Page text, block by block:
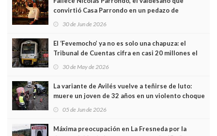
convirtió Casa Parrondo en un pedazo de
Asturias en Madrid
30 de Jun de 2026
El ‘Fevemocho’ ya no es solo una chapuza: el
Tribunal de Cuentas cifra en casi 20 millones el
sobrecoste de los trenes que no cabían por los
30 de May de 2026
La variante de Avilés vuelve a teñirse de luto:
muere un joven de 32 años en un violento choque
frontal
05 de Jun de 2026
Máxima preocupación en La Fresneda por la